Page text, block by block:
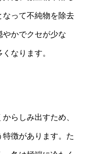
なって不純物を除去
やかでクセが少な
なります。
らしみ出すため、
徴があります。た